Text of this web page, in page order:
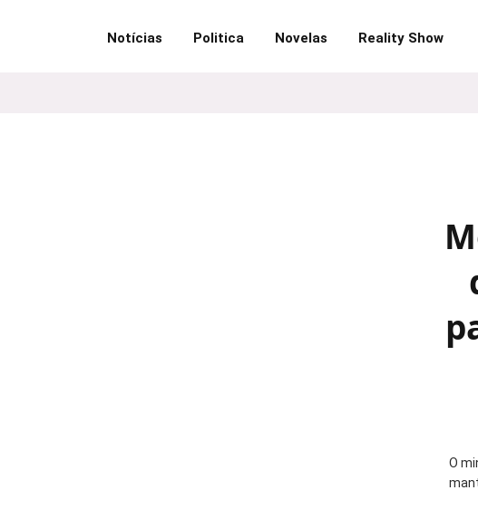
Notícias Politica Novelas Reality Show
O